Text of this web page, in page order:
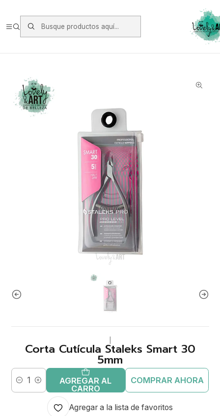
https://www.starken.cl/
Corta Cutícula Staleks Smart 30
5mm
Cantidad
AGREGAR AL
CARRO
COMPRAR AHORA
Agregar a la lista de favoritos